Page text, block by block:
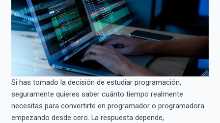
Si has tomado la decisión de estudiar programación,
seguramente quieres saber cuánto tiempo realmente
necesitas para convertirte en programador o programadora
empezando desde cero. La respuesta depende,